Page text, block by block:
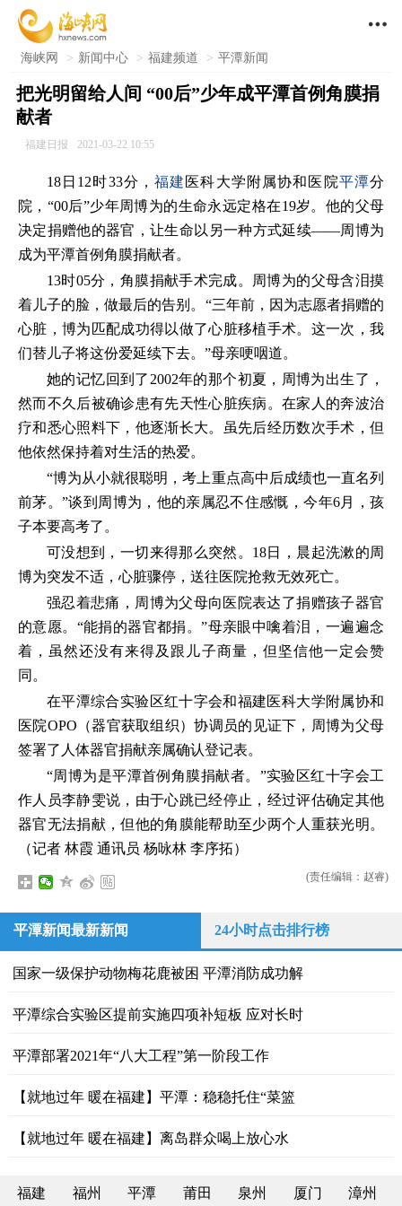

海峡网 > 新闻中心 > 福建频道 > 平潭新闻
把光明留给人间 “00后”少年成平潭首例角膜捐
献者
福建日报 2021-03-22 10:55
18日12时33分， 福建 医科大学附属协和医院平潭分
院，“00后”少年周博为的生命永远定格在19岁。他的父母
决定捐赠他的器官，让生命以另一种方式延续——周博为
成为平潭首例角膜捐献者。
13时05分，角膜捐献手术完成。周博为的父母含泪摸
着儿子的脸，做最后的告别。“三年前，因为志愿者捐赠的
心脏，博为匹配成功得以做了心脏移植手术。这一次，我
们替儿子将这份爱延续下去。”母亲哽咽道。
她的记忆回到了2002年的那个初夏，周博为出生了，
然而不久后被确诊患有先天性心脏疾病。在家人的奔波治
疗和悉心照料下，他逐渐长大。虽先后经历数次手术，但
他依然保持着对生活的热爱。
“博为从小就很聪明，考上重点高中后成绩也一直名列
前茅。”谈到周博为，他的亲属忍不住感慨，今年6月，孩
子本要高考了。
可没想到，一切来得那么突然。18日，晨起洗漱的周
博为突发不适，心脏骤停，送往医院抢救无效死亡。
强忍着悲痛，周博为父母向医院表达了捐赠孩子器官
的意愿。“能捐的器官都捐。”母亲眼中噙着泪，一遍遍念
着，虽然还没有来得及跟儿子商量，但坚信他一定会赞
同。
在平潭综合实验区红十字会和福建医科大学附属协和
医院OPO（器官获取组织）协调员的见证下，周博为父母
签署了人体器官捐献亲属确认登记表。
“周博为是平潭首例角膜捐献者。”实验区红十字会工
作人员李静雯说，由于心跳已经停止，经过评估确定其他
器官无法捐献，但他的角膜能帮助至少两个人重获光明。
（记者 林霞 通讯员 杨咏林 李序拓）
(责任编辑：赵睿)
平潭新闻最新新闻 24小时点击排行榜
国家一级保护动物梅花鹿被困 平潭消防成功解
平潭综合实验区提前实施四项补短板 应对长时
平潭部署2021年“八大工程”第一阶段工作
【就地过年 暖在福建】平潭：稳稳托住“菜篮
【就地过年 暖在福建】离岛群众喝上放心水
福建 福州 平潭 莆田 泉州 厦门 漳州